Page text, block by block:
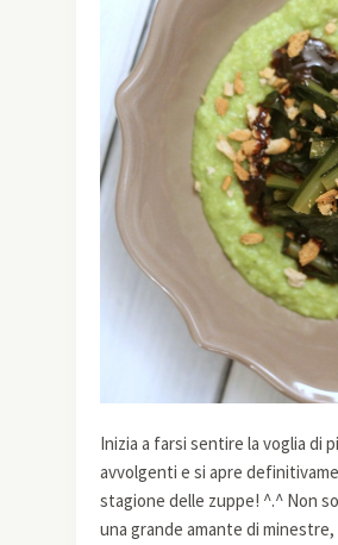
Inizia a farsi sentire la voglia di
avvolgenti e si apre
stagione delle zuppe! ^.^ Non
una grande amante di